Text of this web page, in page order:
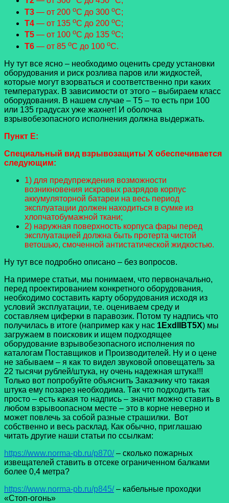
Т3 — от 200 oС до 300 oС;
Т4 — от 135 oС до 200 oС;
Т5 — от 100 oС до 135 oС;
Т6 — от 85 oС до 100 oС.
Ну тут все ясно – необходимо оценить среду установки
оборудования и риск розлива паров или жидкостей,
которые могут взорваться и соответственно при каких
температурах. В зависимости от этого – выбираем класс
оборудования. В нашем случае – Т5 – то есть при 100
или 135 градусах уже жахнет! И оболочка
взрывобезопасного исполнения должна выдержать.
Пункт Е:
Специальный вид взрывозащиты Х обеспечивается
следующим:
1) для предупреждения возможности
возникновения искровых разрядов корпус
аккумуляторной батареи на весь период
эксплуатации должен находиться в сумке из
хлопчатобумажной ткани;
2) наружная поверхность корпуса фары перед
эксплуатацией должна быть протерта чистой
ветошью, смоченной антистатической жидкостью.
Ну тут все подробно описано – без вопросов.
На примере статьи, мы понимаем, что первоначально,
перед проектированием конкретного оборудования,
необходимо составить карту оборудования исходя из
условий эксплуатации, т.е. оцениваем среду и
составляем циферки в паравозик. Потом ту надпись что
получилась в итоге (например как у нас 1ExdIIBT5X) мы
загружаем в поисковик и ищем подходящее
оборудование взрывобезопасного исполнения по
каталогам Поставщиков и Производителей. Ну и о цене
не забываем – я как то видел звуковой оповещатель за
22 тысячи рублей/штука, ну очень надежная штука!!!
Только вот попробуйте объяснить Заказчику что такая
штука ему позарез необходима. Так что подходить так
просто – есть какая то надпись – значит можно ставить в
любом взрывоопасном месте – это в корне неверно и
может повлечь за собой разные страшилки.
Вот
собственно и весь расклад. Как обычно, приглашаю
читать другие наши статьи по ссылкам:
https://www.norma-pb.ru/p870/– сколько пожарных
извещателей ставить в отсеке ограниченном балками
более 0,4 метра?
https://www.norma-pb.ru/p845/– кабельные проходки
«Стоп-огонь»